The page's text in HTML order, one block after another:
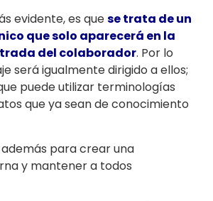
evidente, es quese trata de un
que solo aparecerá en la
del colaborador. Por lo
será igualmente dirigido a ellos;
puede utilizar terminologías
que ya sean de conocimiento
para crear una
y mantener a todos